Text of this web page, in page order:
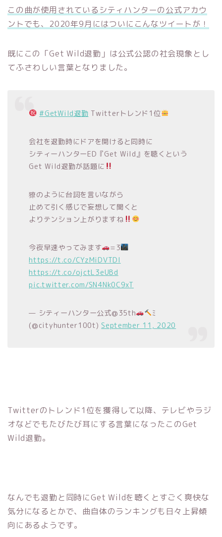
この曲が使用されているシティハンターの公式アカウ
ントでも、2020年9月にはついにこんなツイートが！
既にこの「Get Wild退勤」は公式公認の社会現象とし
てふさわしい言葉となりました。
#GetWild退勤 Twitterトレンド1位
会社を退勤時にドアを開けると同時に
シティーハンターED『Get Wild』を聴くという
Get Wild退勤が話題に
獠のように台詞を言いながら
止めて引く感じで妄想して聞くと
よりテンション上がりますね
今夜早速やってみます
=3
https://t.co/CYzMiDVTDI
https://t.co/ojctL3eUBd
pic.twitter.com/SN4Nk0C9xT
— シティーハンター公式@35th
ﾐ
(@cityhunter100t) September 11, 2020
Twitterのトレンド1位を獲得して以降、テレビやラジ
オなどでもたびたび耳にする言葉になったこのGet
Wild退勤。
なんでも退勤と同時にGet Wildを聴くとすごく爽快な
気分になるとかで、曲自体のランキングも日々上昇傾
向にあるようです。